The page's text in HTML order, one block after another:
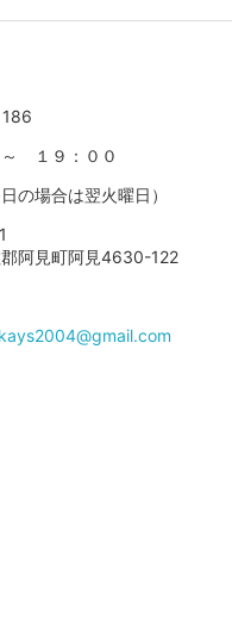
１９：００
の場合は翌火曜日）
阿見町阿見4630-122